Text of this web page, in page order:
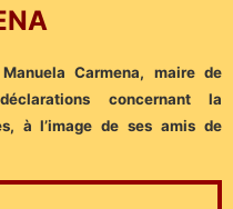
Carmena, maire de
concernant la
à l’image de ses amis de